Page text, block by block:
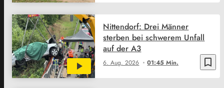
bookmark_border
6. Aug. 2026 01:45 Min.
Nittendorf: Drei Männer
sterben bei schwerem Unfall
auf der A3